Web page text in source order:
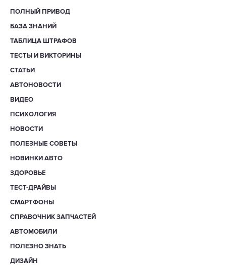
ПОЛНЫЙ ПРИВОД
БАЗА ЗНАНИЙ
ТАБЛИЦА ШТРАФОВ
ТЕСТЫ И ВИКТОРИНЫ
СТАТЬИ
АВТОНОВОСТИ
ВИДЕО
ПСИХОЛОГИЯ
НОВОСТИ
ПОЛЕЗНЫЕ СОВЕТЫ
НОВИНКИ АВТО
ЗДОРОВЬЕ
ТЕСТ-ДРАЙВЫ
СМАРТФОНЫ
СПРАВОЧНИК ЗАПЧАСТЕЙ
АВТОМОБИЛИ
ПОЛЕЗНО ЗНАТЬ
ДИЗАЙН